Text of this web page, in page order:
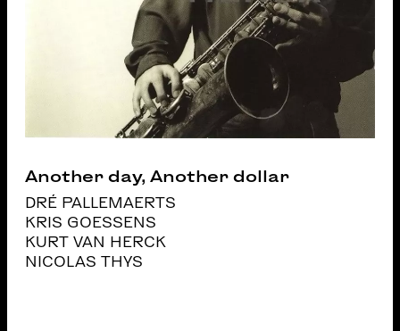
Another day, Another dollar
DRÉ PALLEMAERTS
KRIS GOESSENS
KURT VAN HERCK
NICOLAS THYS